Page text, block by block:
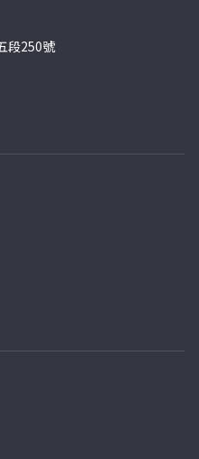
段250號